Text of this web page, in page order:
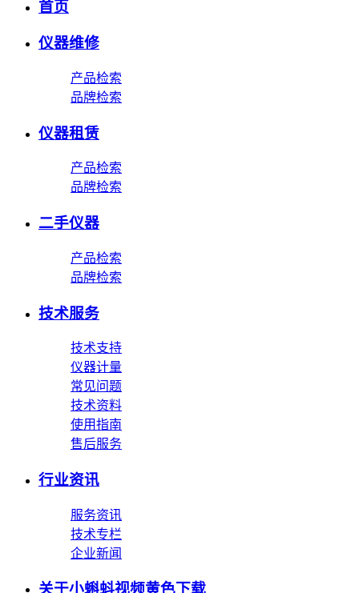
首页
仪器维修
产品检索
品牌检索
仪器租赁
产品检索
品牌检索
二手仪器
产品检索
品牌检索
技术服务
技术支持
仪器计量
常见问题
技术资料
使用指南
售后服务
行业资讯
服务资讯
技术专栏
企业新闻
关于小蝌蚪视频黄色下载